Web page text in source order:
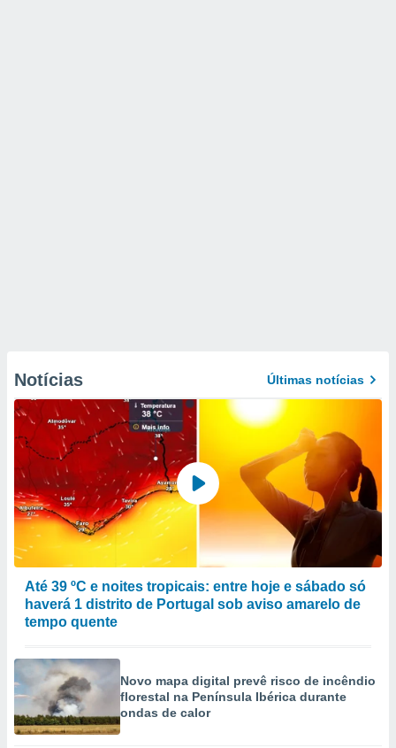
Notícias Últimas notícias
Até 39 ºC e noites tropicais: entre hoje e sábado só
haverá 1 distrito de Portugal sob aviso amarelo de
tempo quente
Novo mapa digital prevê risco de incêndio
florestal na Península Ibérica durante
ondas de calor